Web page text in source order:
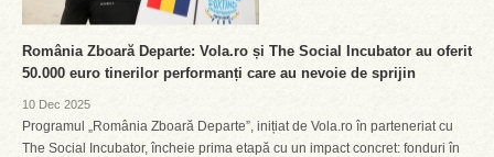
România Zboară Departe: Vola.ro și The Social Incubator au oferit
50.000 euro tinerilor performanți care au nevoie de sprijin
10 Dec 2025
Programul „România Zboară Departe”, inițiat de Vola.ro în parteneriat cu
The Social Incubator, încheie prima etapă cu un impact concret: fonduri în